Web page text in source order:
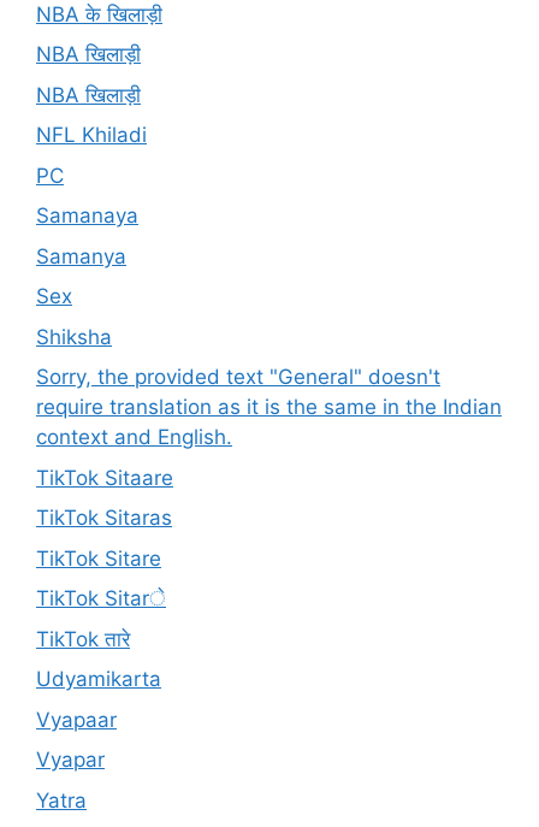
NBA के खिलाड़ी
NBA खिलाड़ी
NBA खिलाड़ी
NFL Khiladi
PC
Samanaya
Samanya
Sex
Shiksha
Sorry, the provided text "General" doesn't
require translation as it is the same in the Indian
context and English.
TikTok Sitaare
TikTok Sitaras
TikTok Sitare
TikTok Sitarे
TikTok तारे
Udyamikarta
Vyapaar
Vyapar
Yatra